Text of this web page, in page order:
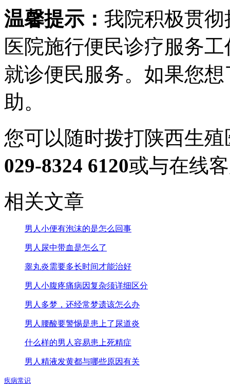
温馨提示： 我院积极贯
医院施行便民诊疗服务
就诊便民服务。如果您
助。
您可以随时拨打陕西生
029-8324 6120或与在线
相关文章
男人小便有泡沫的是怎么回事
男人尿中带血是怎么了
睾丸炎需要多长时间才能治好
男人小腹疼痛病因复杂须详细区分
男人多梦，还经常梦遗该怎么办
男人腰酸要警惕是患上了尿道炎
什么样的男人容易患上死精症
男人精液发黄都与哪些原因有关
疾病常识